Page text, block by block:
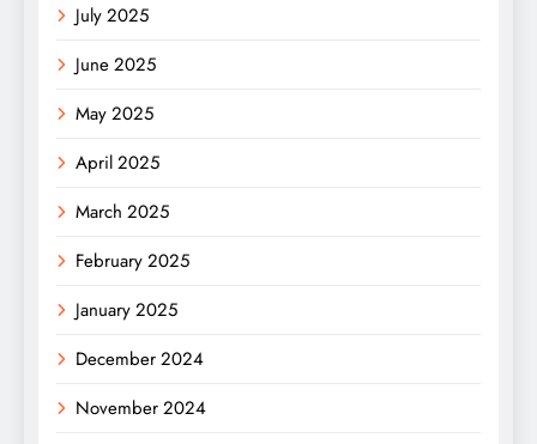
July 2025
June 2025
May 2025
April 2025
March 2025
February 2025
January 2025
December 2024
November 2024